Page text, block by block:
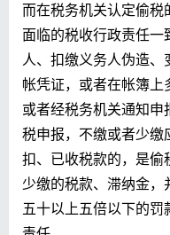
而在税务机关认定偷税
面临的税收行政责任
人、扣缴义务人伪造
帐凭证，或者在帐簿上
或者经税务机关通知
税申报，不缴或者少
扣、已收税款的，是
少缴的税款、滞纳金
五十以上五倍以下的